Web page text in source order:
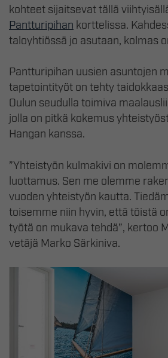
kohteet sijaitsevat tällä
Pantturipihan korttelissa.
taloyhtiössä jo asutaan, kolmas
Pantturipihan uusien asuntojen
tapetointityöt on tehty
Oulun seudulla toimiva
jolla on pitkä kokemus
Hangan kanssa.
”Yhteistyön kulmakivi on
luottamus. Sen me olemme
vuoden yhteistyön kautta.
toisemme niin hyvin, että töistä
työtä on mukava tehdä”, kertoo
vetäjä Marko Särkiniva.